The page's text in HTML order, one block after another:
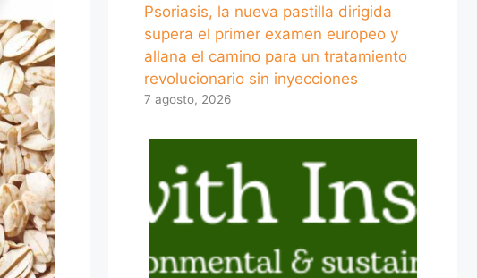
Psoriasis, la nueva pastilla dirigida
supera el primer examen europeo y
allana el camino para un tratamiento
revolucionario sin inyecciones
7 agosto, 2026